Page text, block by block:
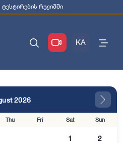
ტესტირების რეჟიმში
KA
2026
Thu Fri Sat Sun
1 2